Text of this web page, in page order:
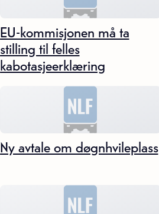
EU-kommisjonen må ta
stilling til felles
kabotasjeerklæring
Ny avtale om døgnhvileplass